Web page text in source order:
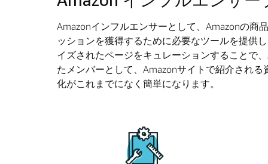
Amazonインフルエンサーとして、Amazonの商
ッションを獲得するために必要なツールを提供
イズされたページをキュレーションすることで
たメンバーとして、Amazonサイトで紹介され
化がこれまでになく簡単になります。